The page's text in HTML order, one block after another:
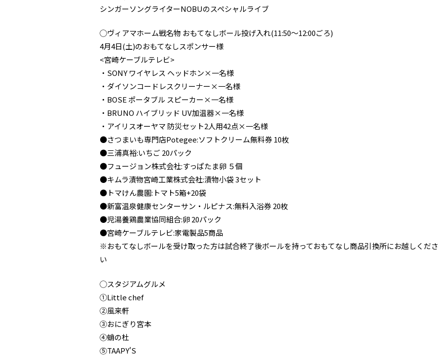
シンガーソングライターNOBUのスペシャルライブ
◯ヴィアマホーム戦名物 おもてなしボール投げ入れ(11:50〜12:00ごろ)
4月4日(土)のおもてなしスポンサー様
<宮崎ケーブルテレビ>
・SONY ワイヤレス ヘッドホン×一名様
・ダイソンコードレスクリーナー×一名様
・BOSE ポータブル スピーカー×一名様
・BRUNO ハイブリッド UV加温器×一名様
・アイリスオーヤマ 防災セット2人用42点×一名様
●さつまいも専門店Potegee:ソフトクリーム無料券 10枚
●三浦真裕:いちご 20パック
●フュージョン株式会社:すっぱたま卵 ５個
●キムラ漬物宮崎工業株式会社:漬物小袋 3セット
●トマけん農園:トマト5箱+20袋
●新富温泉健康センターサン・ルピナス:無料入浴券 20枚
●児湯養鶏農業協同組合:卵 20パック
●宮崎ケーブルテレビ:家電製品5商品
※おもてなしボールを受け取った方は試合終了後ボールを持っておもてなし商品引換所にお越しくださ
い
◯スタジアムグルメ
①Little chef
②風来軒
③おにぎり宮本
④蛸の杜
⑤TAAPY'S